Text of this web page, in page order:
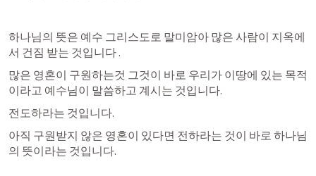
하나님의 뜻은 예수 그리스도로 말미암아 많은 사람이 지옥에
서 건짐 받는 것입니다 .
많은 영혼이 구원하는것 그것이 바로 우리가 이땅에 있는 목적
이라고 예수님이 말씀하고 계시는 것입니다.
전도하라는 것입니다.
아직 구원받지 않은 영혼이 있다면 전하라는 것이 바로 하나님
의 뜻이라는 것입니다.